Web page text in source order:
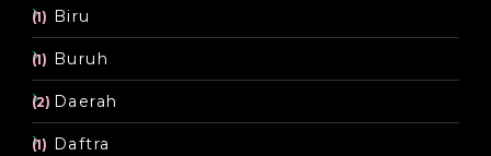
Biru
(1)
Buruh
(1)
Daerah
(2)
Daftra
(1)